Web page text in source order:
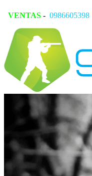
VENTAS - 0986605398